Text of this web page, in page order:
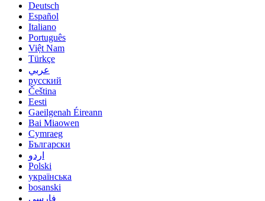
Deutsch
Español
Italiano
Português
Việt Nam
Türkçe
عربي
русский
Čeština
Eesti
Gaeilgenah Éireann
Bai Miaowen
Cymraeg
Български
اردو
Polski
українська
bosanski
فارسی